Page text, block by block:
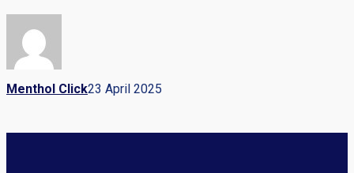
Menthol Click23 April 2025